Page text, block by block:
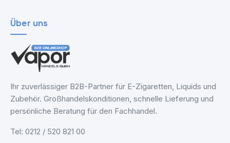
Über uns
Ihr zuverlässiger B2B-Partner für E-Zigaretten, Liquids und
Zubehör. Großhandelskonditionen, schnelle Lieferung und
persönliche Beratung für den Fachhandel.
Tel: 0212 / 520 821 00